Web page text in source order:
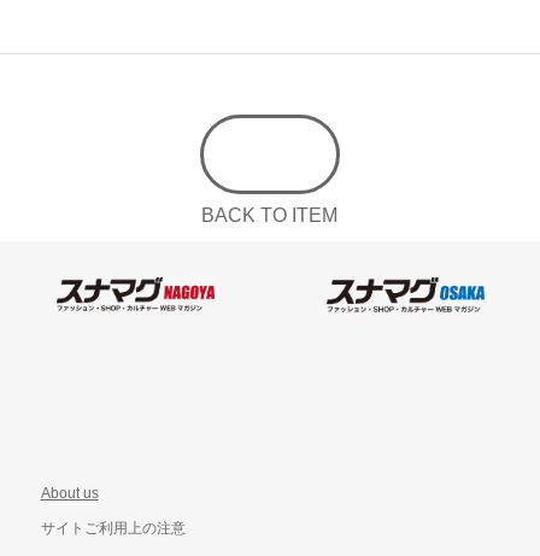
BACK TO ITEM
About us
サイトご利用上の注意